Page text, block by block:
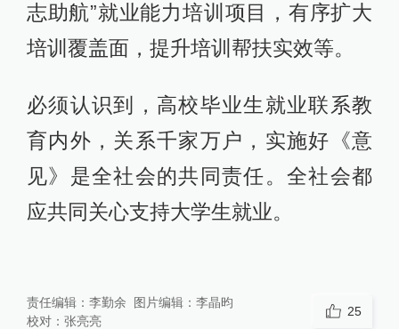
志助航”就业能力培训项目，有序扩大
培训覆盖面，提升培训帮扶实效等。
必须认识到，高校毕业生就业联系教
育内外，关系千家万户，实施好《意
见》是全社会的共同责任。全社会都
应共同关心支持大学生就业。
责任编辑： 李勤余 图片编辑： 李晶昀
校对： 张亮亮
25